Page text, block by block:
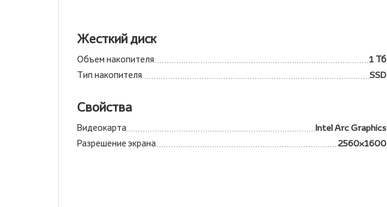
Жесткий диск
Объем накопителя
1 Тб
Тип накопителя
SSD
Свойства
Видеокарта
Intel Arc Graphics
Разрешение экрана
2560x1600